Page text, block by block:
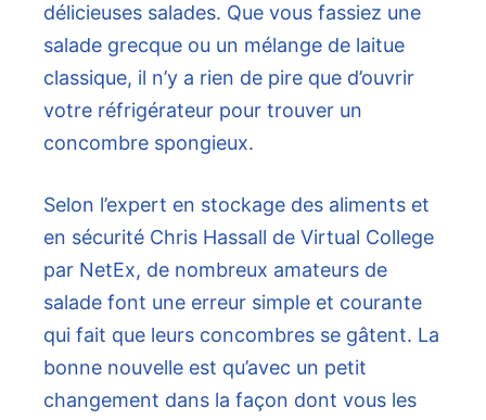
délicieuses salades. Que vous fassiez une
salade grecque ou un mélange de laitue
classique, il n’y a rien de pire que d’ouvrir
votre réfrigérateur pour trouver un
concombre spongieux.
Selon l’expert en stockage des aliments et
en sécurité Chris Hassall de Virtual College
par NetEx, de nombreux amateurs de
salade font une erreur simple et courante
qui fait que leurs concombres se gâtent. La
bonne nouvelle est qu’avec un petit
changement dans la façon dont vous les